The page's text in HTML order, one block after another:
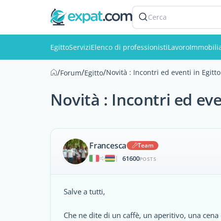
Cerca
EgittoServiziElenco di professionistiLavoro
/Forum/Egitto/Novità : Incontri ed eventi in Egitto
Novità : Incontri ed
Francesca
Team
|
61600POSTS
Salve a tutti,
Che ne dite di un caffè, un aperitivo, una